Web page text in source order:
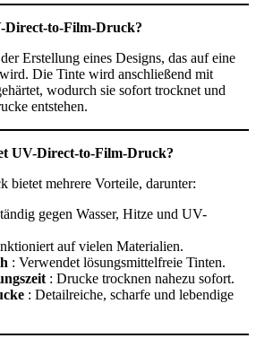
to-Film-Druck?
Erstellung eines Designs, das auf eine
Die Tinte wird anschließend mit
wodurch sie sofort trocknet und
entstehen.
UV-Direct-to-Film-Druck?
mehrere Vorteile, darunter:
gegen Wasser, Hitze und UV-
auf vielen Materialien.
: Verwendet lösungsmittelfreie Tinten.
: Drucke trocknen nahezu sofort.
: Detailreiche, scharfe und lebendige